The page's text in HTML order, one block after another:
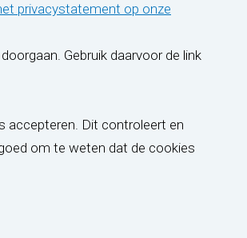
privacystatement op onze
Gebruik daarvoor de link
accepteren. Dit controleert en
om te weten dat de cookies